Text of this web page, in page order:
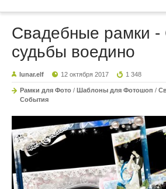
Свадебные рамки
судьбы воедино
lunar.elf 12 октября 2017 1 348
Рамки для Фото / Шаблоны для Фотошоп /
События